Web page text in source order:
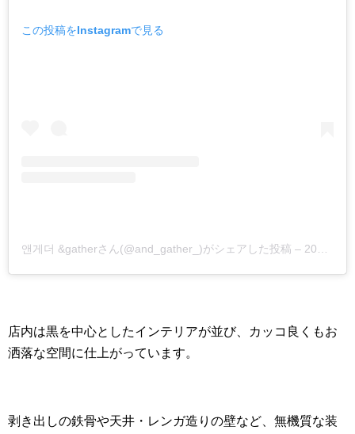
この投稿をInstagramで見る
앤게더 &gatherさん(@and_gather_)がシェアした投稿 – 2019年 4月月1日午後4時55分PDT
店内は黒を中心としたインテリアが並び、カッコ良くもお
洒落な空間に仕上がっています。
剥き出しの鉄骨や天井・レンガ造りの壁など、無機質な装